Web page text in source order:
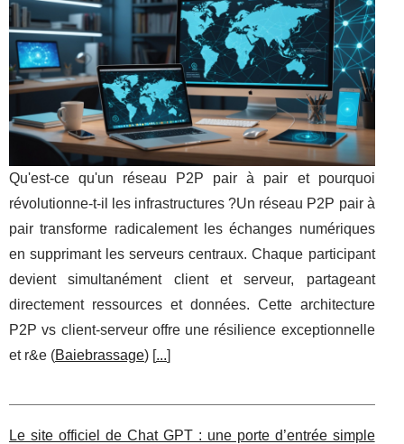
Qu'est-ce qu'un réseau P2P pair à pair et pourquoi
révolutionne-t-il les infrastructures ?Un réseau P2P pair à
pair transforme radicalement les échanges numériques
en supprimant les serveurs centraux. Chaque participant
devient simultanément client et serveur, partageant
directement ressources et données. Cette architecture
P2P vs client-serveur offre une résilience exceptionnelle
et r&e (Baiebrassage) [...]
Le site officiel de Chat GPT : une porte d’entrée simple